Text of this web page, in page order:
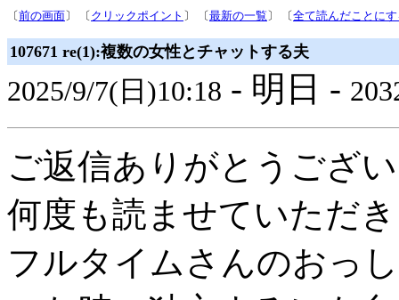
〔前の画面〕 〔 クリックポイント 〕 〔最新の一覧 〕 〔全て読んだことに
107671 re(1):複数の女性とチャットする夫
2025/9/7(日)10:18 - 明日 -
ご返信ありがとうござ
何度も読ませていただ
フルタイムさんのおっ